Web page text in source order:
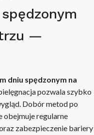
—
dniu spędzonym na
pozwala szybko
Dobór metod po
obejmuje regularne
zabezpieczenie bariery